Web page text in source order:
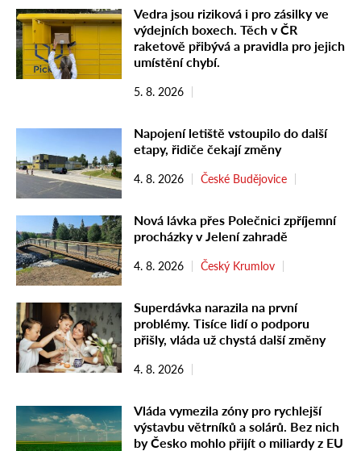
Vedra jsou riziková i pro zásilky ve
výdejních boxech. Těch v ČR
raketově přibývá a pravidla pro jejich
umístění chybí.
5. 8. 2026
Napojení letiště vstoupilo do další
etapy, řidiče čekají změny
4. 8. 2026 České Budějovice
Nová lávka přes Polečnici zpříjemní
procházky v Jelení zahradě
4. 8. 2026 Český Krumlov
Superdávka narazila na první
problémy. Tisíce lidí o podporu
přišly, vláda už chystá další změny
4. 8. 2026
Vláda vymezila zóny pro rychlejší
výstavbu větrníků a solárů. Bez nich
by Česko mohlo přijít o miliardy z EU